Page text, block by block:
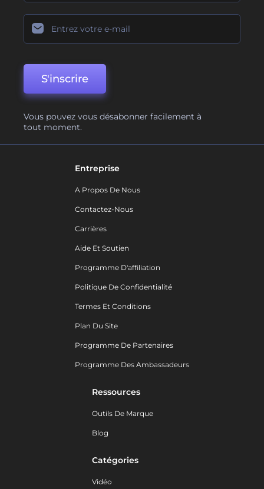
S'inscrire
Vous pouvez vous désabonner facilement à
tout moment.
Entreprise
A Propos De Nous
Contactez-Nous
Carrières
Aide Et Soutien
Programme D'affiliation
Politique De Confidentialité
Termes Et Conditions
Plan Du Site
Programme De Partenaires
Programme Des Ambassadeurs
Ressources
Outils De Marque
Blog
Catégories
Vidéo